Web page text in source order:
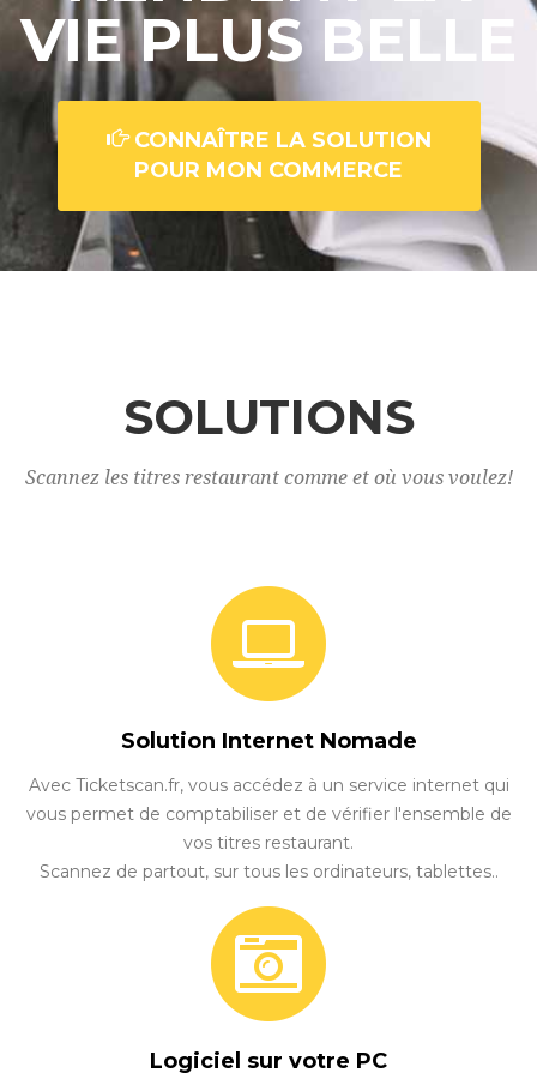
VIE PLUS BELLE
CONNAÎTRE LA SOLUTION
POUR MON COMMERCE
SOLUTIONS
Scannez les titres restaurant comme et où vous voulez!
Solution Internet Nomade
Avec Ticketscan.fr, vous accédez à un service internet qui
vous permet de comptabiliser et de vérifier l'ensemble de
vos titres restaurant.
Scannez de partout, sur tous les ordinateurs, tablettes..
Logiciel sur votre PC